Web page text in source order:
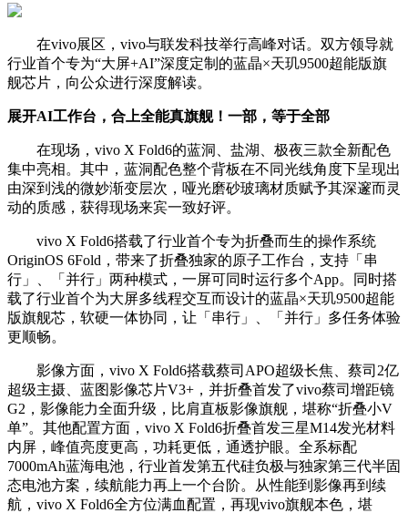
在vivo展区，vivo与联发科技举行高峰对话。双方领导就
行业首个专为“大屏+AI”深度定制的蓝晶×天玑9500超能版旗
舰芯片，向公众进行深度解读。
展开AI工作台，合上全能真旗舰！一部，等于全部
在现场，vivo X Fold6的蓝洞、盐湖、极夜三款全新配色
集中亮相。其中，蓝洞配色整个背板在不同光线角度下呈现出
由深到浅的微妙渐变层次，哑光磨砂玻璃材质赋予其深邃而灵
动的质感，获得现场来宾一致好评。
vivo X Fold6搭载了行业首个专为折叠而生的操作系统
OriginOS 6Fold，带来了折叠独家的原子工作台，支持「串
行」、「并行」两种模式，一屏可同时运行多个App。同时搭
载了行业首个为大屏多线程交互而设计的蓝晶×天玑9500超能
版旗舰芯，软硬一体协同，让「串行」、「并行」多任务体验
更顺畅。
影像方面，vivo X Fold6搭载蔡司APO超级长焦、蔡司2亿
超级主摄、蓝图影像芯片V3+，并折叠首发了vivo蔡司增距镜
G2，影像能力全面升级，比肩直板影像旗舰，堪称“折叠小V
单”。其他配置方面，vivo X Fold6折叠首发三星M14发光材料
内屏，峰值亮度更高，功耗更低，通透护眼。全系标配
7000mAh蓝海电池，行业首发第五代硅负极与独家第三代半固
态电池方案，续航能力再上一个台阶。从性能到影像再到续
航，vivo X Fold6全方位满血配置，再现vivo旗舰本色，堪